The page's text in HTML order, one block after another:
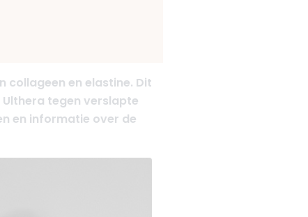
collageen en elastine. Dit
tegen verslapte
en informatie over de